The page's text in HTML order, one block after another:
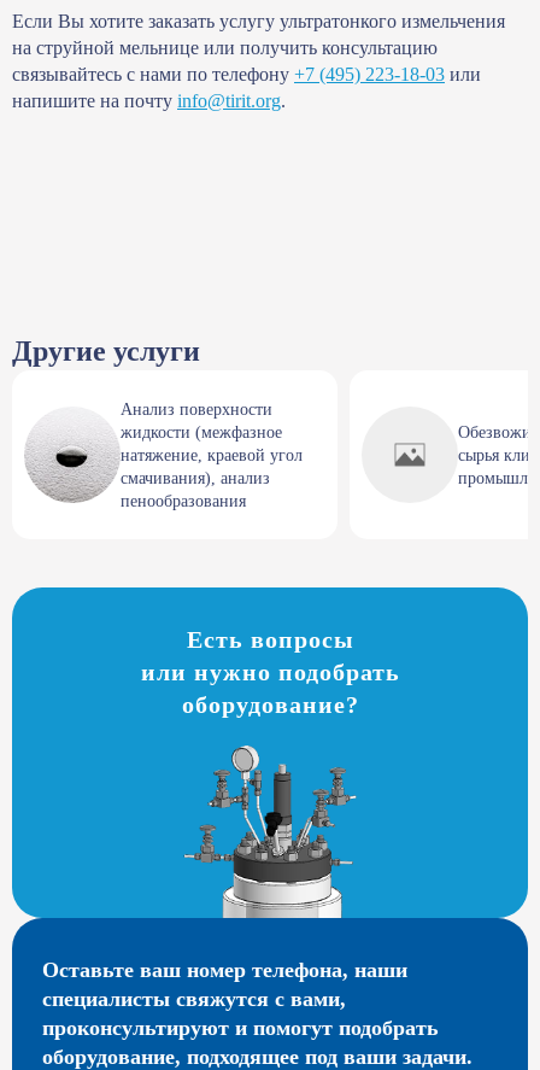
Если Вы хотите заказать услугу ультратонкого измельчения
на струйной мельнице или получить консультацию
связывайтесь с нами по телефону +7 (495) 223-18-03 или
напишите на почту info@tirit.org.
Другие услуги
Анализ поверхности
жидкости (межфазное
натяжение, краевой угол
смачивания), анализ
пенообразования
сырья
Есть вопросы
или нужно подобрать
оборудование?
Оставьте ваш номер телефона, наши
специалисты свяжутся с вами,
проконсультируют и помогут подобрать
оборудование, подходящее под ваши задачи.